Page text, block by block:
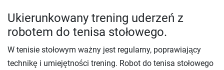
Ukierunkowany trening uderzeń z
robotem do tenisa stołowego.
W tenisie stołowym ważny jest regularny, poprawiający
technikę i umiejętności trening. Robot do tenisa stołowego